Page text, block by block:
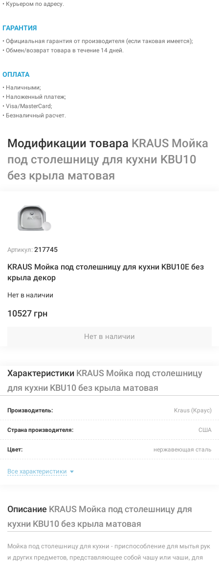
• Курьером по адресу.
ГАРАНТИЯ
• Официальная гарантия от производителя (если таковая имеется);
• Обмен/возврат товара в течение 14 дней.
ОПЛАТА
• Наличными;
• Наложенный платеж;
• Visa/MasterCard;
• Безналичный расчет.
Модификации товара KRAUS Мойка
под столешницу для кухни KBU10
без крыла матовая
Артикул: 217745
KRAUS Мойка под столешницу для кухни KBU10E без
крыла декор
Нет в наличии
10527 грн
Нет в наличии
Характеристики KRAUS Мойка под столешницу
для кухни KBU10 без крыла матовая
Производитель: Kraus (Краус)
Страна производителя: США
Цвет: нержавеющая сталь
Тип монтажа:
Размер мойки (длина/ширина): 590 мм/530 мм
Размер чаши (длина/ширина):
Глубина чаши: 228 мм
Все характеристики
Описание KRAUS Мойка под столешницу для
кухни KBU10 без крыла матовая
Мойка под столешницу для кухни - приспособление для мытья рук
и других предметов, представляющее собой чашу или чаши, для